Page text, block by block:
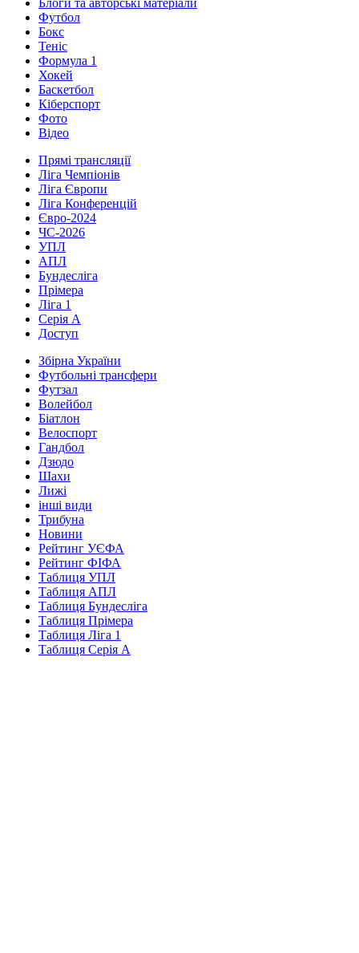
Блоги та авторські матеріали
Футбол
Бокс
Теніс
Формула 1
Хокей
Баскетбол
Кіберспорт
Фото
Відео
Прямі трансляції
Ліга Чемпіонів
Ліга Європи
Ліга Конференцій
Євро-2024
ЧС-2026
УПЛ
АПЛ
Бундесліга
Прімера
Ліга 1
Серія А
Доступ
Збірна України
Футбольні трансфери
Футзал
Волейбол
Біатлон
Велоспорт
Гандбол
Дзюдо
Шахи
Лижі
інші види
Трибуна
Новини
Рейтинг УЄФА
Рейтинг ФІФА
Таблиця УПЛ
Таблиця АПЛ
Таблиця Бундесліга
Таблиця Прімера
Таблиця Ліга 1
Таблиця Серія А